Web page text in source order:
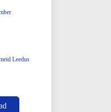
Leedus